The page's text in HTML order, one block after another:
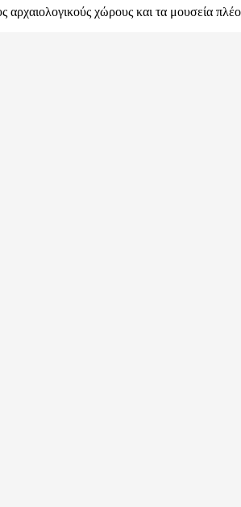
χώρους και τα μουσεία